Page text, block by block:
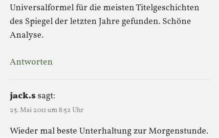
Universalformel für die meisten Titelgeschichten
des Spiegel der letzten Jahre gefunden. Schöne
Analyse.
Antworten
jack.ssagt:
25. Mai 2011 um 8:52 Uhr
Wieder mal beste Unterhaltung zur Morgenstunde.